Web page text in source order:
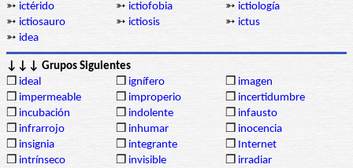
➳ ictérido ➳ ictiofobia ➳ ictiología
➳ ictiosauro ➳ ictiosis ➳ ictus
➳ idea
↓↓↓ Grupos Siguientes
❒ ideal ❒ ignífero ❒ imagen
❒ impermeable ❒ improperio ❒ incertidumbre
❒ incubación ❒ indolente ❒ infausto
❒ infrarrojo ❒ inhumar ❒ inocencia
❒ insignia ❒ integrante ❒ Internet
❒ intrínseco ❒ invisible ❒ irradiar